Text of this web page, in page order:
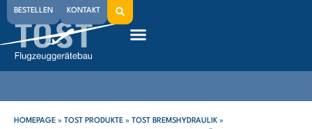
BESTELLEN KONTAKT
HOMEPAGE » TOST PRODUKTE » TOST BREMSHYDRAULIK »